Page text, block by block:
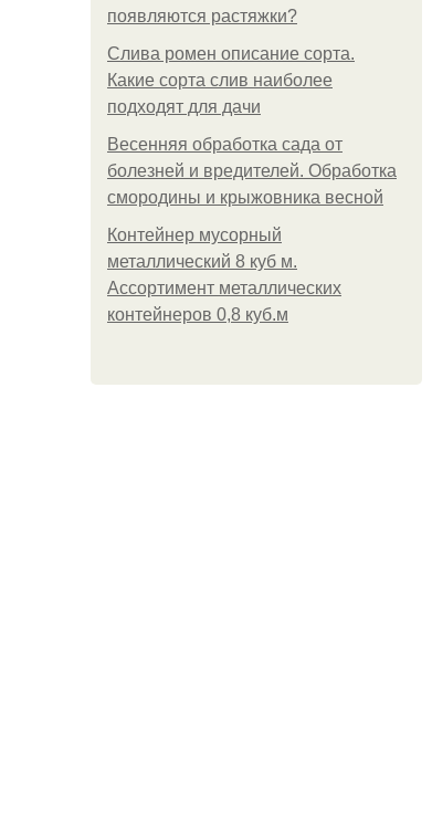
появляются растяжки?
Слива ромен описание сорта.
Какие сорта слив наиболее
подходят для дачи
Весенняя обработка сада от
болезней и вредителей. Обработка
смородины и крыжовника весной
Контейнер мусорный
металлический 8 куб м.
Ассортимент металлических
контейнеров 0,8 куб.м